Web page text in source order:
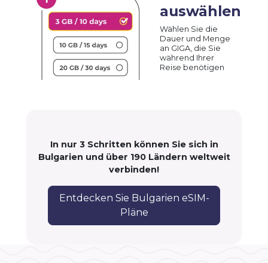
auswählen
Wählen Sie die
Dauer und Menge
an GIGA, die Sie
während Ihrer
Reise benötigen
In nur 3 Schritten können Sie sich in
Bulgarien und über 190 Ländern weltweit
verbinden!
Entdecken Sie Bulgarien eSIM-
Pläne